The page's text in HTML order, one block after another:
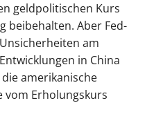
geldpolitischen Kurs
beibehalten. Aber Fed-
am
in China
amerikanische
vom Erholungskurs